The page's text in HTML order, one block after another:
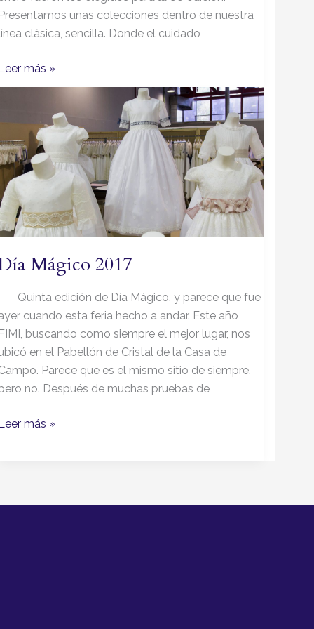
Presentamos unas colecciones dentro de nuestra
clásica, sencilla. Donde el cuidado
más »
Mágico 2017
Quinta edición de Día Mágico, y parece que fue
cuando esta feria hecho a andar. Este año
FIMI, buscando como siempre el mejor lugar, nos
en el Pabellón de Cristal de la Casa de
Parece que es el mismo sitio de siempre,
no. Después de muchas pruebas de
más »